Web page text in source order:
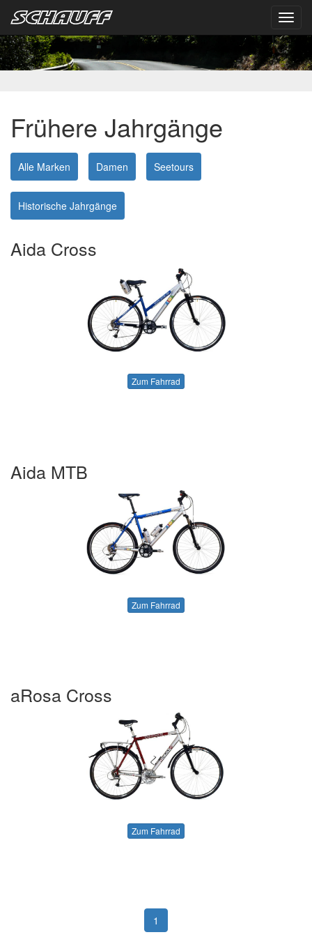
Frühere Jahrgänge
Alle Marken Damen Seetours
Historische Jahrgänge
Aida Cross
Zum Fahrrad
Aida MTB
Zum Fahrrad
aRosa Cross
Zum Fahrrad
1